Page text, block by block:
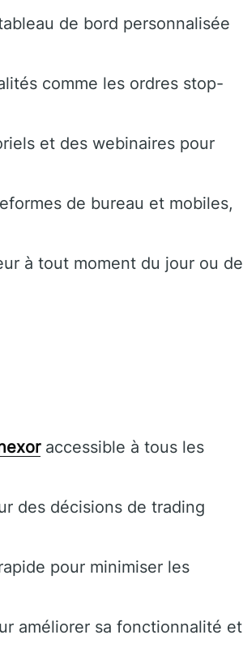
de bord personnalisée
comme les ordres stop-
et des webinaires pour
de bureau et mobiles,
à tout moment du jour ou de
accessible à tous les
des décisions de trading
pour minimiser les
améliorer sa fonctionnalité et